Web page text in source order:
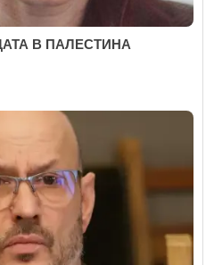
В ПАЛЕСТИНА